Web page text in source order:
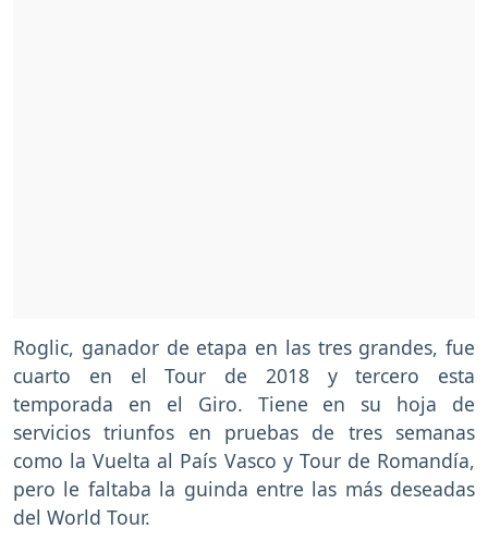
Roglic, ganador de etapa en las tres grandes, fue
cuarto en el Tour de 2018 y tercero esta
temporada en el Giro. Tiene en su hoja de
servicios triunfos en pruebas de tres semanas
como la Vuelta al País Vasco y Tour de Romandía,
pero le faltaba la guinda entre las más deseadas
del World Tour.